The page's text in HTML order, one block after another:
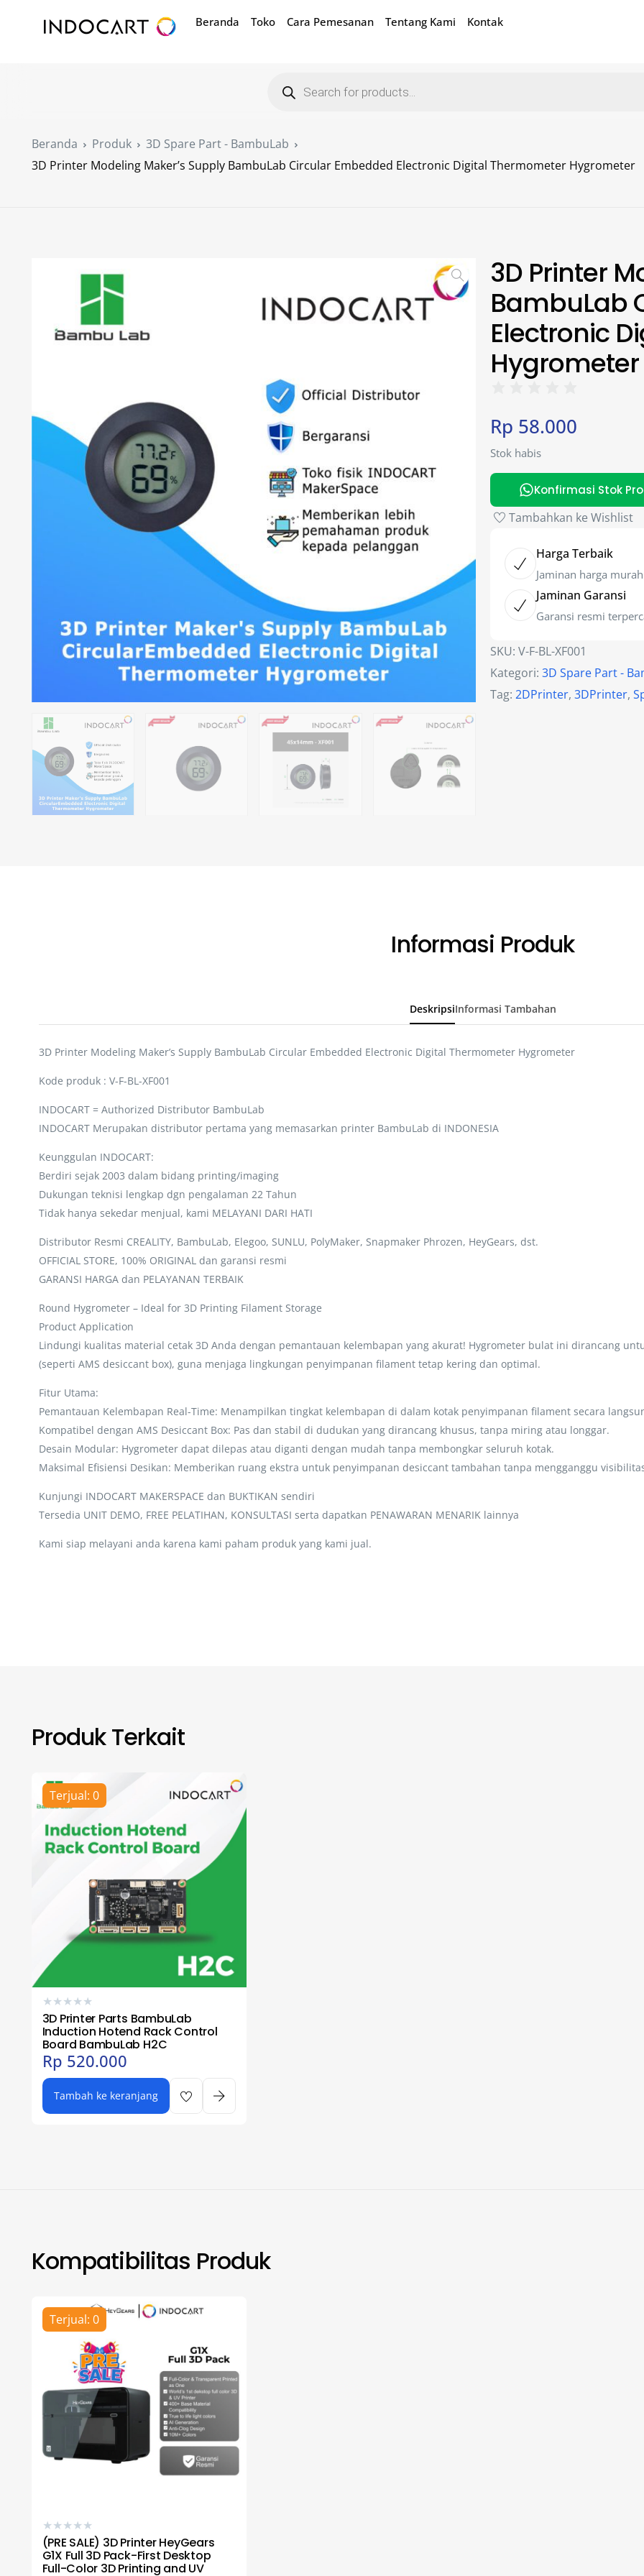
Beranda Toko Cara Pemesanan Tentang Kami Kontak
Beranda Produk
3D Spare Part - BambuLab
3D Printer Modeling Maker’s Supply BambuLab Circular Embedded Electronic Digital Thermometer Hygrometer
3D Printer
BambuLab
Electronic
Hygrometer
Rp 58.000
Stok habis
Konfirmasi Stok
Tambahkan ke Wishlist
Harga Terbaik
Jaminan harga murah
Jaminan Garansi
Garansi resmi
SKU: V-F-BL-XF001
Kategori: 3D Spare Part -
Tag: 2DPrinter, 3DPrinter,
Informasi Produk
DeskripsiInformasi Tambahan
3D Printer Modeling Maker’s Supply BambuLab Circular Embedded Electronic Digital Thermometer Hygrometer
Kode produk : V-F-BL-XF001
INDOCART = Authorized Distributor BambuLab
INDOCART Merupakan distributor pertama yang memasarkan printer BambuLab di INDONESIA
Keunggulan INDOCART:
Berdiri sejak 2003 dalam bidang printing/imaging
Dukungan teknisi lengkap dgn pengalaman 22 Tahun
Tidak hanya sekedar menjual, kami MELAYANI DARI HATI
Distributor Resmi CREALITY, BambuLab, Elegoo, SUNLU, PolyMaker, Snapmaker Phrozen, HeyGears, dst.
OFFICIAL STORE, 100% ORIGINAL dan garansi resmi
GARANSI HARGA dan PELAYANAN TERBAIK
Round Hygrometer – Ideal for 3D Printing Filament Storage
Product Application
Lindungi kualitas material cetak 3D Anda dengan pemantauan kelembapan yang akurat! Hygrometer bulat ini dirancang
(seperti AMS desiccant box), guna menjaga lingkungan penyimpanan filament tetap kering dan optimal.
Fitur Utama:
Pemantauan Kelembapan Real-Time: Menampilkan tingkat kelembapan di dalam kotak penyimpanan filament secara
Kompatibel dengan AMS Desiccant Box: Pas dan stabil di dudukan yang dirancang khusus, tanpa miring atau longgar.
Desain Modular: Hygrometer dapat dilepas atau diganti dengan mudah tanpa membongkar seluruh kotak.
Maksimal Efisiensi Desikan: Memberikan ruang ekstra untuk penyimpanan desiccant tambahan tanpa mengganggu
Kunjungi INDOCART MAKERSPACE dan BUKTIKAN sendiri
Tersedia UNIT DEMO, FREE PELATIHAN, KONSULTASI serta dapatkan PENAWARAN MENARIK lainnya
Kami siap melayani anda karena kami paham produk yang kami jual.
Produk Terkait
Terjual: 0
★★★★★
3D Printer Parts BambuLab
Induction Hotend Rack Control
Board BambuLab H2C
Rp 520.000
Tambah ke keranjang
Kompatibilitas Produk
Terjual: 0
★★★★★
(PRE SALE) 3D Printer HeyGears
G1X Full 3D Pack-First Desktop
Full-Color 3D Printing and UV